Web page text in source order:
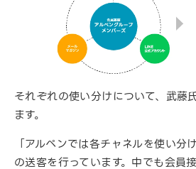
それぞれの使い分けについて、武藤
ます。
「アルペンでは各チャネルを使い分
の送客を行っています。中でも会員